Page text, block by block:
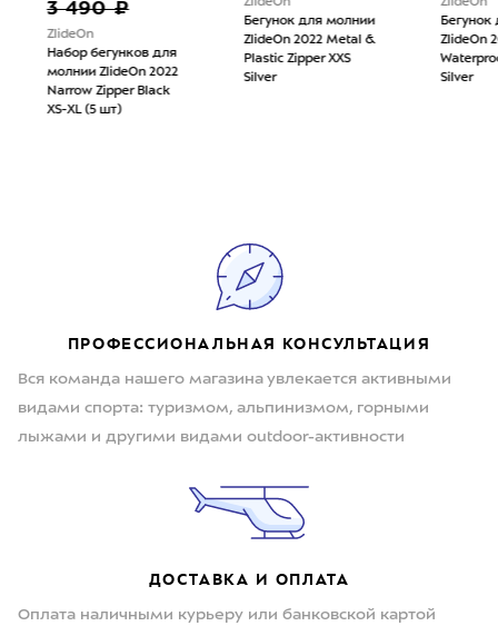
3 490 ₽
ZlideOn
Набор бегунков для
молнии ZlideOn 2022
Narrow Zipper Black
XS-XL (5 шт)
Бегунок для молнии
ZlideOn 2022 Metal &
Plastic Zipper XXS
Silver
Бегунок
ZlideOn
Silver
ПРОФЕССИОНАЛЬНАЯ КОНСУЛЬТАЦИЯ
Вся команда нашего магазина увлекается активными
видами спорта: туризмом, альпинизмом, горными
лыжами и другими видами outdoor-активности
ДОСТАВКА И ОПЛАТА
Оплата наличными курьеру или банковской картой